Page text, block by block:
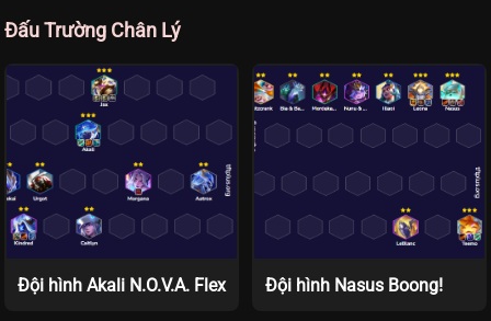
Đấu Trường Chân Lý
Đội hình Akali N.O.V.A. Flex Đội hình Nasus Boong!